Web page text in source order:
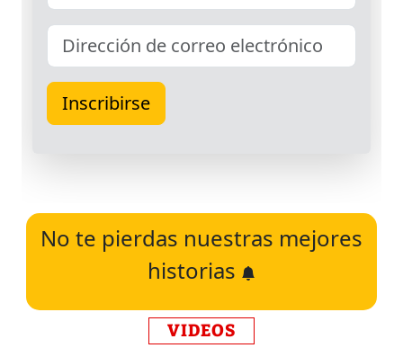
No te pierdas nuestras mejores
historias
VIDEOS